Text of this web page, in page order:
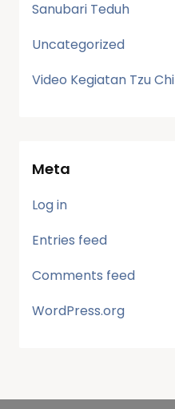
Sanubari Teduh
Uncategorized
Video Kegiatan Tzu Chi
Meta
Log in
Entries feed
Comments feed
WordPress.org